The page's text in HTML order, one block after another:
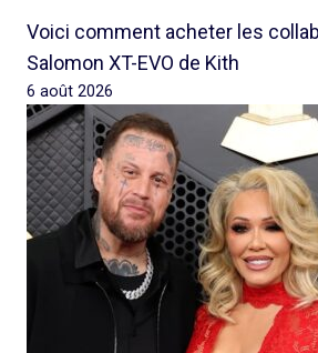
Voici comment acheter les
Salomon XT-EVO de Kith
6 août 2026